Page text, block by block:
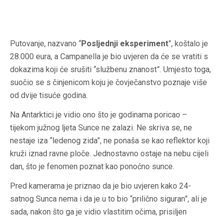
Putovanje, nazvano “Posljednji eksperiment”, koštalo je
28.000 eura, a Campanella je bio uvjeren da će se vratiti s
dokazima koji će srušiti “službenu znanost”. Umjesto toga,
suočio se s činjenicom koju je čovječanstvo poznaje više
od dvije tisuće godina.
Na Antarktici je vidio ono što je godinama poricao –
tijekom južnog ljeta Sunce ne zalazi. Ne skriva se, ne
nestaje iza “ledenog zida”, ne ponaša se kao reflektor koji
kruži iznad ravne ploče. Jednostavno ostaje na nebu cijeli
dan, što je fenomen poznat kao ponoćno sunce.
Pred kamerama je priznao da je bio uvjeren kako 24-
satnog Sunca nema i da je u to bio “prilično siguran”, ali je
sada, nakon što ga je vidio vlastitim očima, prisiljen